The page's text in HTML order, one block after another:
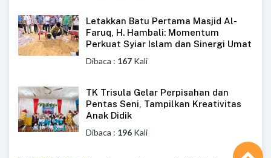
Letakkan Batu Pertama Masjid Al-
Faruq, H. Hambali: Momentum
Perkuat Syiar Islam dan Sinergi Umat
Dibaca : 167 Kali
TK Trisula Gelar Perpisahan dan
Pentas Seni, Tampilkan Kreativitas
Anak Didik
Dibaca : 196 Kali